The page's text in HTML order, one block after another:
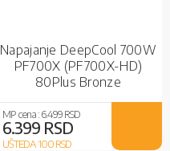
Napajanje DeepCool 700W
PF700X (PF700X-HD)
80Plus Bronze
MP cena :6.499 RSD
6.399 RSD
UŠTEDA 100RSD